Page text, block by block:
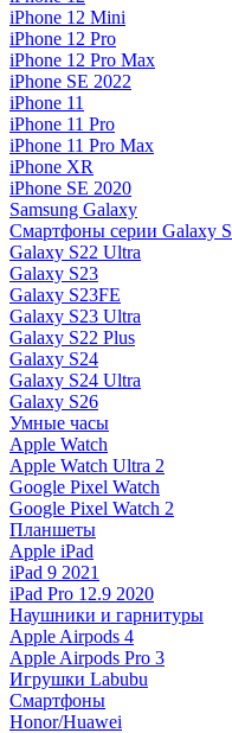
iPhone 12 Mini
iPhone 12 Pro
iPhone 12 Pro Max
iPhone SE 2022
iPhone 11
iPhone 11 Pro
iPhone 11 Pro Max
iPhone XR
iPhone SE 2020
Samsung Galaxy
Смартфоны серии Galaxy S
Galaxy S22 Ultra
Galaxy S23
Galaxy S23FE
Galaxy S23 Ultra
Galaxy S22 Plus
Galaxy S24
Galaxy S24 Ultra
Galaxy S26
Умные часы
Apple Watch
Apple Watch Ultra 2
Google Pixel Watch
Google Pixel Watch 2
Планшеты
Apple iPad
iPad 9 2021
iPad Pro 12.9 2020
Наушники и гарнитуры
Apple Airpods 4
Apple Airpods Pro 3
Игрушки Labubu
Смартфоны
Honor/Huawei